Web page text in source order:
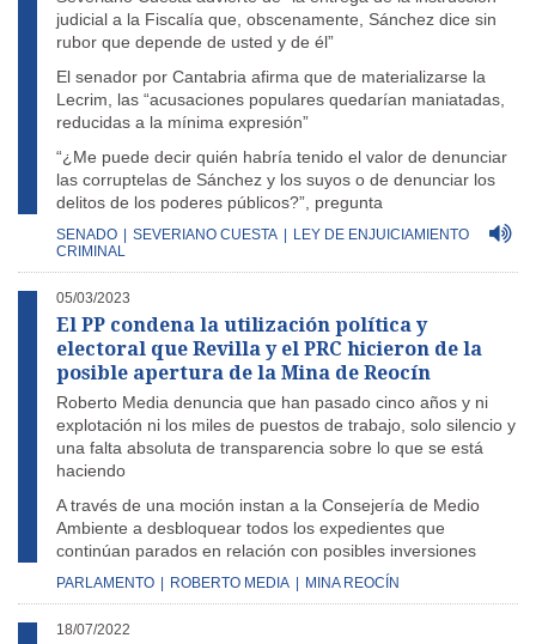
judicial a la Fiscalía que, obscenamente, Sánchez dice sin
rubor que depende de usted y de él”
El senador por Cantabria afirma que de materializarse la
Lecrim, las “acusaciones populares quedarían maniatadas,
reducidas a la mínima expresión”
“¿Me puede decir quién habría tenido el valor de denunciar
las corruptelas de Sánchez y los suyos o de denunciar los
delitos de los poderes públicos?”, pregunta
SENADO SEVERIANO CUESTA
LEY DE ENJUICIAMIENTO
CRIMINAL
05/03/2023
El PP condena la utilización política y
electoral que Revilla y el PRC hicieron de la
posible apertura de la Mina de Reocín
Roberto Media denuncia que han pasado cinco años y ni
explotación ni los miles de puestos de trabajo, solo silencio y
una falta absoluta de transparencia sobre lo que se está
haciendo
A través de una moción instan a la Consejería de Medio
Ambiente a desbloquear todos los expedientes que
continúan parados en relación con posibles inversiones
PARLAMENTO ROBERTO MEDIA MINA REOCÍN
18/07/2022